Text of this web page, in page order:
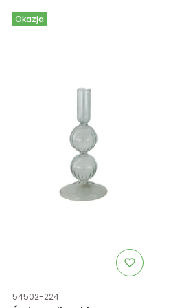
Okazja
Kod produktu
54502-224